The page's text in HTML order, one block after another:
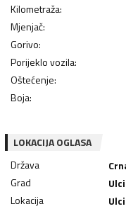
Kilometraža:
Mjenjač:
Gorivo:
Porijeklo vozila:
Oštećenje:
Boja:
LOKACIJA OGLASA
Država
Grad
Lokacija